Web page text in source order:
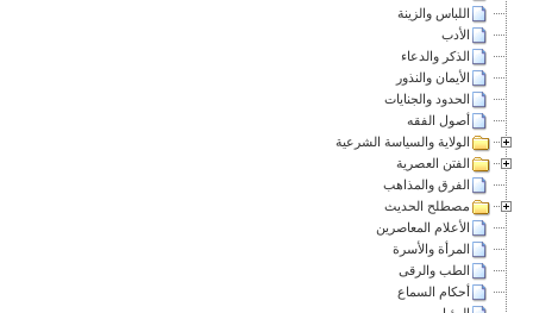
اللباس والزينة
الأدب
الذكر والدعاء
الأيمان والنذور
الحدود والجنايات
أصول الفقه
الولاية والسياسة الشرعية
الفتن العصرية
الفرق والمذاهب
مصطلح الحديث
الأعلام المعاصرين
المرأة والأسرة
الطب والرقى
أحكام السماع